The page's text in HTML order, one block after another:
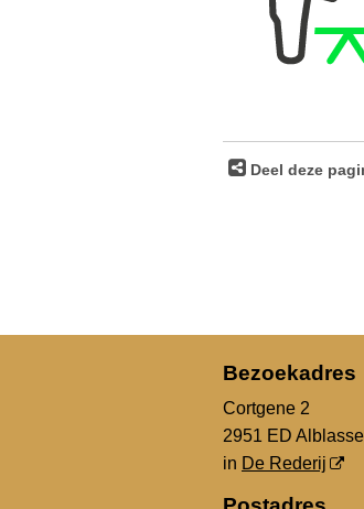
Deel deze
Bezoekadres
Cortgene 2
2951 ED
in De Rederij